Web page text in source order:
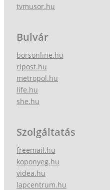
tvmusor.hu
Bulvár
borsonline.hu
ripost.hu
metropol.hu
life.hu
she.hu
Szolgáltatás
freemail.hu
koponyeg.hu
videa.hu
lapcentrum.hu